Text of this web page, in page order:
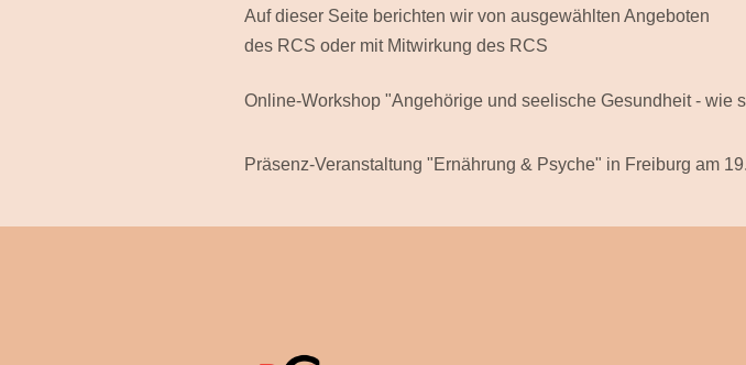
Auf dieser Seite berichten wir von ausgewählten Angeboten
des RCS oder mit Mitwirkung des RCS
Online-Workshop "Angehörige und seelische Gesundheit - wie
Präsenz-Veranstaltung "Ernährung & Psyche" in Freiburg am